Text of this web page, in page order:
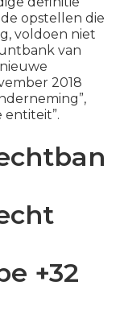
opstellen die
voldoen niet
van
2018
entiteit”.
+32